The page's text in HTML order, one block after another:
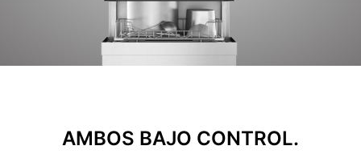
AMBOS BAJO CONTROL.